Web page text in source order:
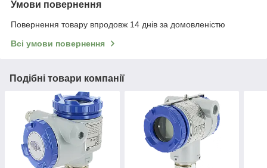
Умови повернення
Повернення товару впродовж 14 днів за домовленістю
Всі умови повернення
Подібні товари компанії